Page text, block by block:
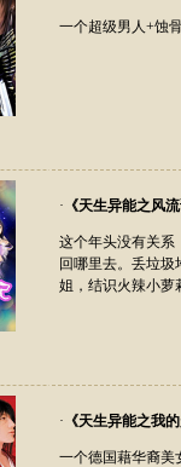
一个超级男人+蚀
· 《天生异能之风
这个年头没有关系
回哪里去。丢垃
姐，结识火辣小
· 《天生异能之我
一个德国藉华裔美